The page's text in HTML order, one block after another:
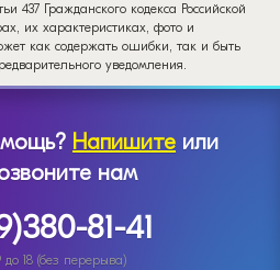
437 Гражданского кодекса Российской
их характеристиках, фото и
как содержать ошибки, так и быть
уведомления.
Напишите или
нам
81-41
18 (без перерыва)